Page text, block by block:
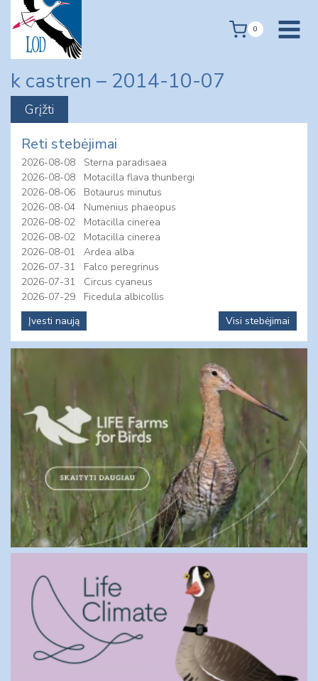
content
0
k castren – 2014-10-07
Reti stebėjimai
2026-08-08
Sterna paradisaea
2026-08-08
Motacilla flava thunbergi
2026-08-06
Botaurus minutus
2026-08-04
Numenius phaeopus
2026-08-02
Motacilla cinerea
2026-08-02
Motacilla cinerea
2026-08-01
Ardea alba
2026-07-31
Falco peregrinus
2026-07-31
Circus cyaneus
2026-07-29
Ficedula albicollis
Įvesti naują
Visi stebėjimai